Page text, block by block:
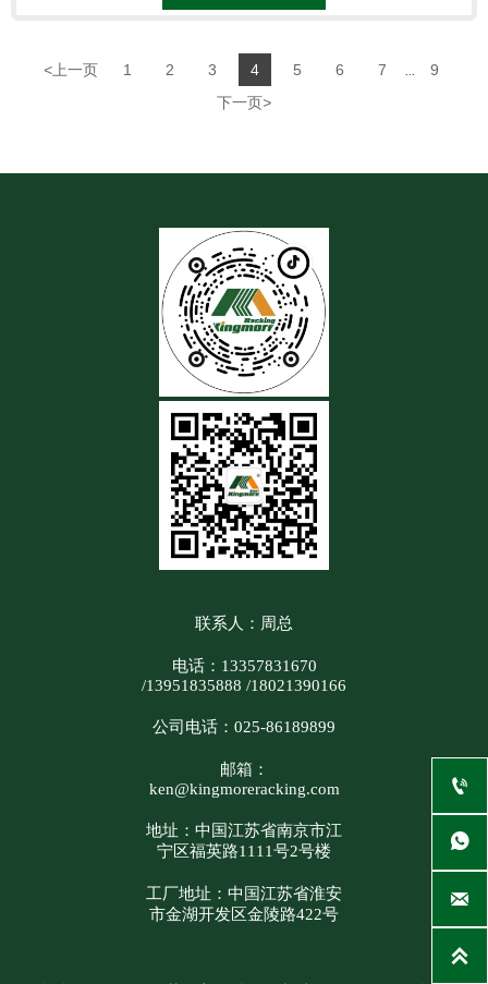
< 上一页 1 2 3 4 5 6 7
9
下一页>
联系人：周总
电话：13357831670
/13951835888 /18021390166
公司电话：025-86189899
邮箱：
ken@kingmoreracking.com
地址：中国江苏省南京市江
宁区福英路1111号2号楼
工厂地址：中国江苏省淮安
市金湖开发区金陵路422号



